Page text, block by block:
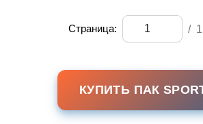
Страница: / 1
КУПИТЬ ПАК